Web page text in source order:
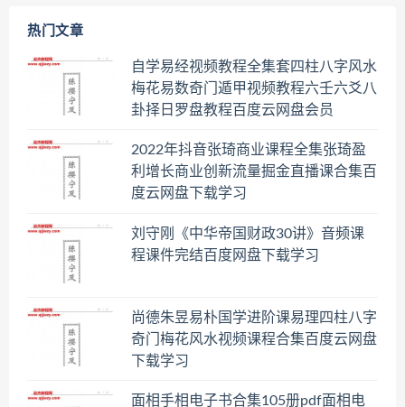
热门文章
自学易经视频教程全集套四柱八字风水
梅花易数奇门遁甲视频教程六壬六爻八
卦择日罗盘教程百度云网盘会员
2022年抖音张琦商业课程全集张琦盈
利增长商业创新流量掘金直播课合集百
度云网盘下载学习
刘守刚《中华帝国财政30讲》音频课
程课件完结百度网盘下载学习
尚德朱昱易朴国学进阶课易理四柱八字
奇门梅花风水视频课程合集百度云网盘
下载学习
面相手相电子书合集105册pdf面相电